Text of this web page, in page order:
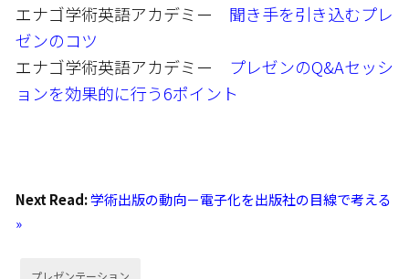
エナゴ学術英語アカデミー 聞き手を引き込むプレ
ゼンのコツ
エナゴ学術英語アカデミー プレゼンのQ&Aセッシ
ョンを効果的に行う6ポイント
Next Read:学術出版の動向－電子化を出版社の目線で考える
»
プレゼンテーション